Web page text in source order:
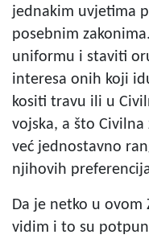
jednakim uvjetima
posebnim
uniformu i staviti
interesa onih koji
kositi travu ili u
vojska, a što
već jednostavno
njihovih
Da je netko u
vidim i to su